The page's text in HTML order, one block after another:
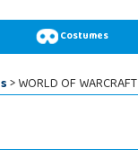
Costumes
> WORLD OF WARCRAFT